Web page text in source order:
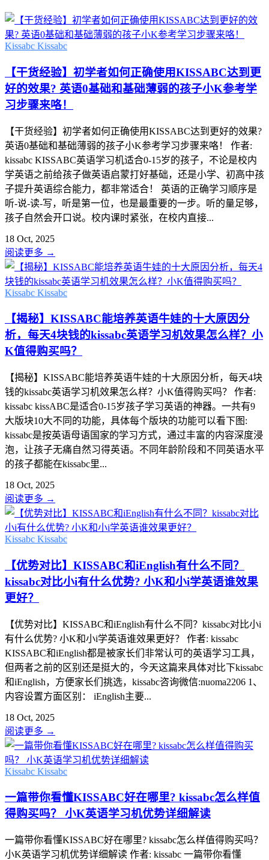
Kissabc Kissabc
【干货经验】初学者如何正确使用KISSABC达到更
好的效果? 英语0基础和基础薄弱的孩子小K参考学
习步骤来咯！
【干货经验】初学者如何正确使用KISSABC达到更好的效果?
英语0基础和基础薄弱的孩子小K参考学习步骤来咯！ 作者:
kissabc KISSABC英语学习机适合0-15岁的孩子，不论是校内
学英语之前给孩子做英语启蒙打好基础，还是小学、初高中孩
子提升英语综合能力，都非常适合！ 英语的正确学习顺序是
听-说-读-写，听是第一位，也是最重要的一步。听的量足够，
孩子自然会开口说。校内课时紧张，在校内直接...
18 Oct, 2025
阅读更多 →
Kissabc Kissabc
【揭秘】KISSABC能培养英语牛娃的十大原因分
析，每天4块钱的kissabc英语学习机效果怎么样？小
K值得购买吗？
【揭秘】KISSABC能培养英语牛娃的十大原因分析，每天4块
钱的kissabc英语学习机效果怎么样？小K值得购买吗？ 作者:
kissabc kissABC是适合0-15岁孩子学习英语的神器。一共有9
大版块10大不同的功能，具体每个版块的功能可以看下图:
kissabc是按英语母语国家的学习方式，通过丰富的内容深度浸
泡，让孩子无痛自然习得英语。不同年龄阶段和不同英语水平
的孩子都能在kissabc里...
18 Oct, 2025
阅读更多 →
Kissabc Kissabc
【优势对比】KISSABC和iEnglish有什么不同？
kissabc对比小i有什么优势? 小K和小i学英语谁效果
更好？
【优势对比】KISSABC和iEnglish有什么不同？kissabc对比小i
有什么优势? 小K和小i学英语谁效果更好？ 作者: kissabc
KISSABC和iEnglish都是被家长们非常认可的英语学习工具，
但两者之前的区别还是挺大的，今天这篇来具体对比下kissabc
和iEnglish，方便家长们挑选，kissabc咨询微信:nuoma2206 1、
内容设置方面区别： iEnglish主要...
18 Oct, 2025
阅读更多 →
Kissabc Kissabc
一篇带你看懂KISSABC好在哪里? kissabc怎么样值
得购买吗？ 小K英语学习机优势详细解读
一篇带你看懂KISSABC好在哪里? kissabc怎么样值得购买吗？
小K英语学习机优势详细解读 作者: kissabc 一篇带你看懂